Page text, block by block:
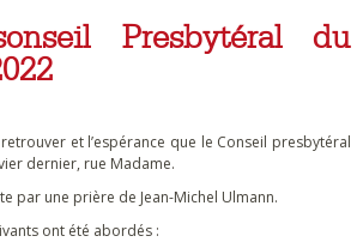
Presbytéral du
et l’espérance que le Conseil presbytéral
dernier, rue Madame.
par une prière de Jean-Michel Ulmann.
ont été abordés :